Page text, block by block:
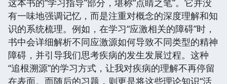
这本书的“学习指导”部分，堪称“点睛之笔”。它并没
有一味地强调记忆，而是注重对概念的深度理解和知
识的系统梳理。例如，在学习“应激相关的障碍”时，
书中会详细解析不同应激源如何导致不同类型的精神
障碍，并引导我们思考疾病的发生发展过程。这种
“追根溯源”的学习方式，让我对疾病的理解不再停留
在表面。而随后的习题，则更是将这些理论知识“活